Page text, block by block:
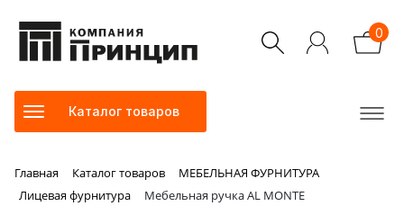
0
Каталог товаров
Главная Каталог товаров
МЕБЕЛЬНАЯ ФУРНИТУРА
Лицевая фурнитура
Мебельная ручка AL MONTE